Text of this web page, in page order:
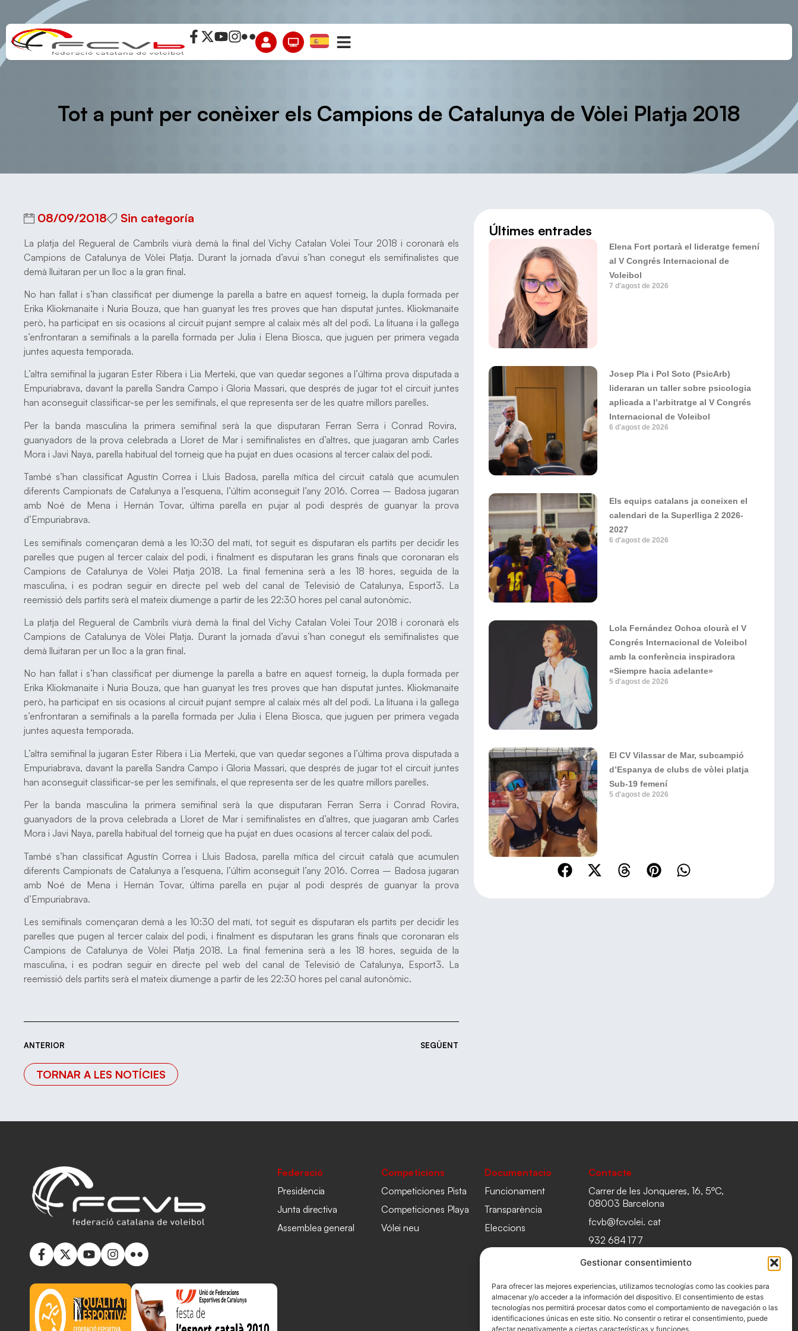
Gestionar consentimiento
Para ofrecer las mejores experiencias, utilizamos tecnologías como las cookies para
almacenar y/o acceder a la información del dispositivo. El consentimiento de estas
tecnologías nos permitirá procesar datos como el comportamiento de navegación o las
identificaciones únicas en este sitio. No consentir o retirar el consentimiento, puede
afectar negativamente a ciertas características y funciones.
Tot a punt per conèixer els Campions de Catalunya de Vòlei Platja 2018
08/09/2018 Sin categoría
La platja del Regueral de Cambrils viurà demà la final del Vichy Catalan Volei Tour 2018 i coronarà els
Campions de Catalunya de Vòlei Platja. Durant la jornada d’avui s’han conegut els semifinalistes que
demà lluitaran per un lloc a la gran final.
No han fallat i s’han classificat per diumenge la parella a batre en aquest torneig, la dupla formada per
Erika Kliokmanaite i Nuria Bouza, que han guanyat les tres proves que han disputat juntes. Kliokmanaite
però, ha participat en sis ocasions al circuit pujant sempre al calaix més alt del podi. La lituana i la gallega
s’enfrontaran a semifinals a la parella formada per Julia i Elena Biosca, que juguen per primera vegada
juntes aquesta temporada.
L’altra semifinal la jugaran Ester Ribera i Lia Merteki, que van quedar segones a l’última prova disputada a
Empuriabrava, davant la parella Sandra Campo i Gloria Massari, que després de jugar tot el circuit juntes
han aconseguit classificar-se per les semifinals, el que representa ser de les quatre millors parelles.
Per la banda masculina la primera semifinal serà la que disputaran Ferran Serra i Conrad Rovira,
guanyadors de la prova celebrada a Lloret de Mar i semifinalistes en d’altres, que juagaran amb Carles
Mora i Javi Naya, parella habitual del torneig que ha pujat en dues ocasions al tercer calaix del podi.
També s’han classificat Agustín Correa i Lluis Badosa, parella mítica del circuit català que acumulen
diferents Campionats de Catalunya a l’esquena, l’últim aconseguit l’any 2016. Correa – Badosa jugaran
amb Noé de Mena i Hernán Tovar, última parella en pujar al podi després de guanyar la prova
d’Empuriabrava.
Les semifinals començaran demà a les 10:30 del matí, tot seguit es disputaran els partits per decidir les
parelles que pugen al tercer calaix del podi, i finalment es disputaran les grans finals que coronaran els
Campions de Catalunya de Vòlei Platja 2018. La final femenina serà a les 18 hores, seguida de la
masculina, i es podran seguir en directe pel web del canal de Televisió de Catalunya, Esport3. La
reemissió dels partits serà el mateix diumenge a partir de les 22:30 hores pel canal autonòmic.
La platja del Regueral de Cambrils viurà demà la final del Vichy Catalan Volei Tour 2018 i coronarà els
Campions de Catalunya de Vòlei Platja. Durant la jornada d’avui s’han conegut els semifinalistes que
demà lluitaran per un lloc a la gran final.
No han fallat i s’han classificat per diumenge la parella a batre en aquest torneig, la dupla formada per
Erika Kliokmanaite i Nuria Bouza, que han guanyat les tres proves que han disputat juntes. Kliokmanaite
però, ha participat en sis ocasions al circuit pujant sempre al calaix més alt del podi. La lituana i la gallega
s’enfrontaran a semifinals a la parella formada per Julia i Elena Biosca, que juguen per primera vegada
juntes aquesta temporada.
L’altra semifinal la jugaran Ester Ribera i Lia Merteki, que van quedar segones a l’última prova disputada a
Empuriabrava, davant la parella Sandra Campo i Gloria Massari, que després de jugar tot el circuit juntes
han aconseguit classificar-se per les semifinals, el que representa ser de les quatre millors parelles.
Per la banda masculina la primera semifinal serà la que disputaran Ferran Serra i Conrad Rovira,
guanyadors de la prova celebrada a Lloret de Mar i semifinalistes en d’altres, que juagaran amb Carles
Mora i Javi Naya, parella habitual del torneig que ha pujat en dues ocasions al tercer calaix del podi.
També s’han classificat Agustín Correa i Lluis Badosa, parella mítica del circuit català que acumulen
diferents Campionats de Catalunya a l’esquena, l’últim aconseguit l’any 2016. Correa – Badosa jugaran
amb Noé de Mena i Hernán Tovar, última parella en pujar al podi després de guanyar la prova
d’Empuriabrava.
Les semifinals començaran demà a les 10:30 del matí, tot seguit es disputaran els partits per decidir les
parelles que pugen al tercer calaix del podi, i finalment es disputaran les grans finals que coronaran els
Campions de Catalunya de Vòlei Platja 2018. La final femenina serà a les 18 hores, seguida de la
masculina, i es podran seguir en directe pel web del canal de Televisió de Catalunya, Esport3. La
reemissió dels partits serà el mateix diumenge a partir de les 22:30 hores pel canal autonòmic.
ANTERIOR SEGÜENT
TORNAR A LES NOTÍCIES
Últimes entrades
Elena Fort portarà el lideratge femení
al V Congrés Internacional de
Voleibol
7 d'agost de 2026
Josep Pla i Pol Soto (PsicArb)
lideraran un taller sobre psicologia
aplicada a l’arbitratge al V Congrés
Internacional de Voleibol
6 d'agost de 2026
Els equips catalans ja coneixen el
calendari de la Superlliga 2 2026-
2027
6 d'agost de 2026
Lola Fernández Ochoa clourà el V
Congrés Internacional de Voleibol
amb la conferència inspiradora
«Siempre hacia adelante»
5 d'agost de 2026
El CV Vilassar de Mar, subcampió
d’Espanya de clubs de vòlei platja
Sub-19 femení
5 d'agost de 2026
Federació
Presidència
Junta directiva
Assemblea general
Competicions
Competiciones Pista
Competiciones Playa
Vólei neu
Documentacio
Funcionament
Transparència
Eleccions
Contacte
Carrer de les Jonqueres, 16, 5ºC,
08003 Barcelona
fcvb@fcvolei. cat
932 684 177